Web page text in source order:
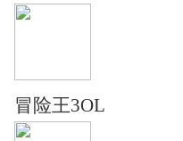
冒险王3OL